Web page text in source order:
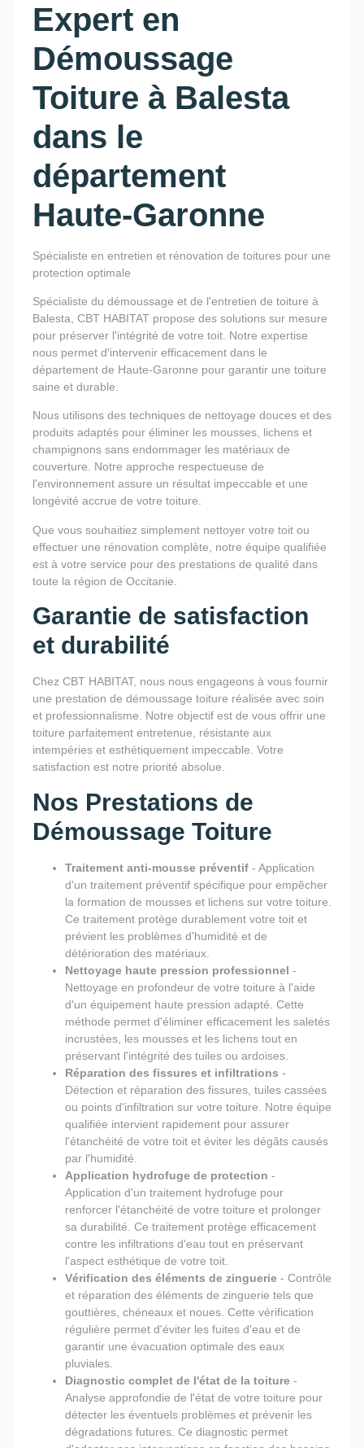
Expert en
Démoussage
Toiture à Balesta
dans le
département
Haute-Garonne
Spécialiste en entretien et rénovation de toitures pour une
protection optimale
Spécialiste du démoussage et de l'entretien de toiture à
Balesta, CBT HABITAT propose des solutions sur mesure
pour préserver l'intégrité de votre toit. Notre expertise
nous permet d'intervenir efficacement dans le
département de Haute-Garonne pour garantir une toiture
saine et durable.
Nous utilisons des techniques de nettoyage douces et des
produits adaptés pour éliminer les mousses, lichens et
champignons sans endommager les matériaux de
couverture. Notre approche respectueuse de
l'environnement assure un résultat impeccable et une
longévité accrue de votre toiture.
Que vous souhaitiez simplement nettoyer votre toit ou
effectuer une rénovation complète, notre équipe qualifiée
est à votre service pour des prestations de qualité dans
toute la région de Occitanie.
Garantie de satisfaction
et durabilité
Chez CBT HABITAT, nous nous engageons à vous fournir
une prestation de démoussage toiture réalisée avec soin
et professionnalisme. Notre objectif est de vous offrir une
toiture parfaitement entretenue, résistante aux
intempéries et esthétiquement impeccable. Votre
satisfaction est notre priorité absolue.
Nos Prestations de
Démoussage Toiture
Traitement anti-mousse préventif - Application
d'un traitement préventif spécifique pour empêcher
la formation de mousses et lichens sur votre toiture.
Ce traitement protège durablement votre toit et
prévient les problèmes d'humidité et de
détérioration des matériaux.
Nettoyage haute pression professionnel -
Nettoyage en profondeur de votre toiture à l'aide
d'un équipement haute pression adapté. Cette
méthode permet d'éliminer efficacement les saletés
incrustées, les mousses et les lichens tout en
préservant l'intégrité des tuiles ou ardoises.
Réparation des fissures et infiltrations -
Détection et réparation des fissures, tuiles cassées
ou points d'infiltration sur votre toiture. Notre équipe
qualifiée intervient rapidement pour assurer
l'étanchéité de votre toit et éviter les dégâts causés
par l'humidité.
Application hydrofuge de protection -
Application d'un traitement hydrofuge pour
renforcer l'étanchéité de votre toiture et prolonger
sa durabilité. Ce traitement protège efficacement
contre les infiltrations d'eau tout en préservant
l'aspect esthétique de votre toit.
Vérification des éléments de zinguerie - Contrôle
et réparation des éléments de zinguerie tels que
gouttières, chéneaux et noues. Cette vérification
régulière permet d'éviter les fuites d'eau et de
garantir une évacuation optimale des eaux
pluviales.
Diagnostic complet de l'état de la toiture -
Analyse approfondie de l'état de votre toiture pour
détecter les éventuels problèmes et prévenir les
dégradations futures. Ce diagnostic permet